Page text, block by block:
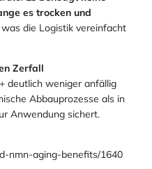
ist.
Es benötigt keine
es trocken und
was die Logistik vereinfacht
Zerfall
deutlich weniger anfällig